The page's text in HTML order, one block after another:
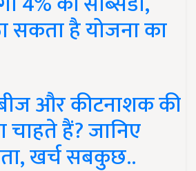
सकता है योजना का
और कीटनाशक की
हैं? जानिए
खर्च सबकुछ..